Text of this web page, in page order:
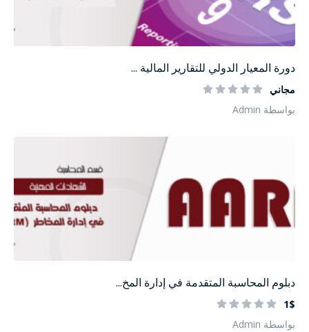
دورة المعيار الدولي للتقارير المالية ...
مجاني
بواسطة Admin
دبلوم المحاسبة المتقدمة في إدارة المخ...
1$
بواسطة Admin